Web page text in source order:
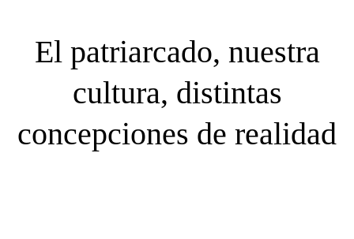
El patriarcado, nuestra
cultura, distintas
concepciones de realidad